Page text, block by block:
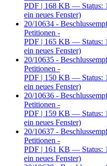
PDF | 168 KB — Status:
ein neues Fenster)
20/10634 -
Petitionen -
PDF | 165 KB — Status:
ein neues Fenster)
20/10635 -
Petitionen -
PDF | 150 KB — Status:
ein neues Fenster)
20/10636 -
Petitionen -
PDF | 159 KB — Status:
ein neues Fenster)
20/10637 -
Petitionen -
PDF | 161 KB — Status:
ein neues Fenster)